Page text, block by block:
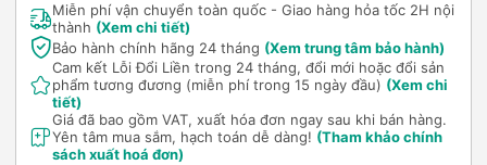
Miễn phí vận chuyển toàn quốc - Giao hàng hỏa tốc 2H nội
thành (Xem chi tiết)
Bảo hành chính hãng 24 tháng (Xem trung tâm bảo hành)
Cam kết Lỗi Đổi Liền trong 24 tháng, đổi mới hoặc đổi sản
phẩm tương đương (miễn phí trong 15 ngày đầu) (Xem chi
tiết)
Giá đã bao gồm VAT, xuất hóa đơn ngay sau khi bán hàng.
Yên tâm mua sắm, hạch toán dễ dàng! (Tham khảo chính
sách xuất hoá đơn)